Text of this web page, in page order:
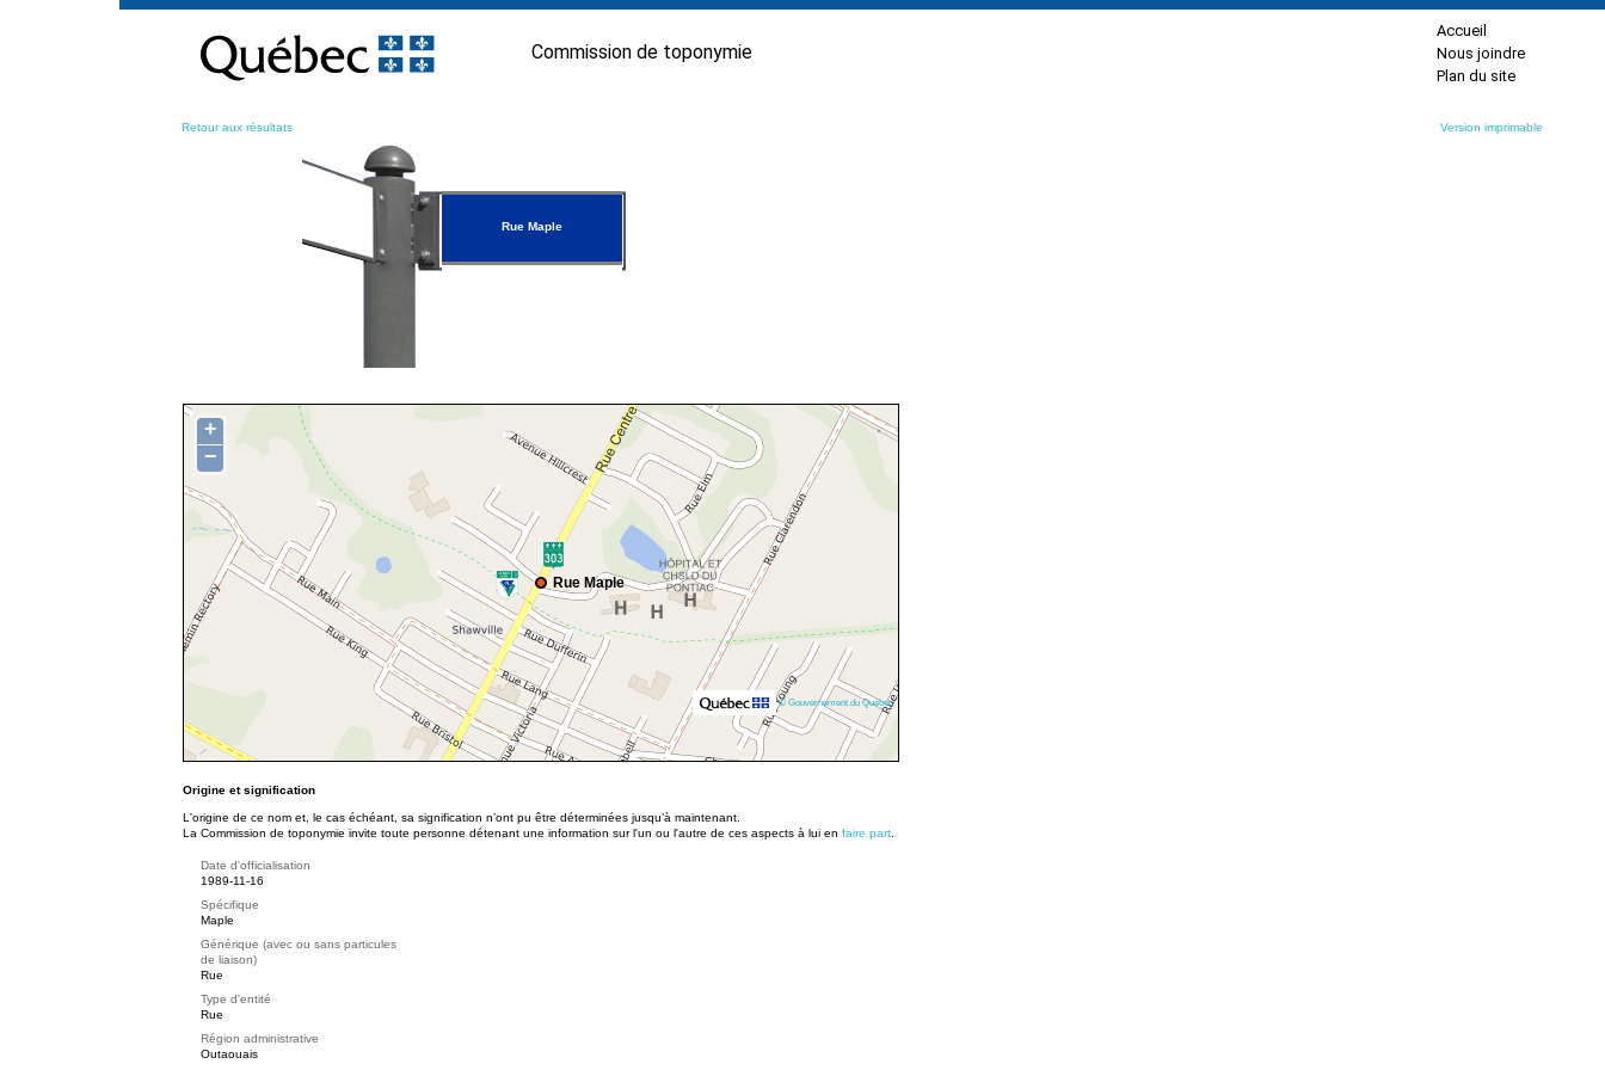
contenu
Commission de toponymie
Accueil
Nous joindre
Plan du site
Retour aux résultats Version imprimable
Rue Maple
Rue Maple
+
−
© Gouvernement du Québec
Origine et signification
L'origine de ce nom et, le cas échéant, sa signification n’ont pu être déterminées jusqu’à maintenant.
La Commission de toponymie invite toute personne détenant une information sur l'un ou l'autre de ces aspects à lui en faire part
Date d'officialisation
1989-11-16
Spécifique
Maple
Générique (avec ou sans particules
de liaison)
Rue
Type d'entité
Rue
Région administrative
Outaouais